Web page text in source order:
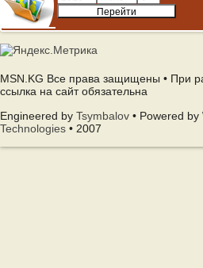
MSN.KG Все права защищены • При
ссылка на сайт обязательна
Engineered by Tsymbalov • Powered
Technologies • 2007